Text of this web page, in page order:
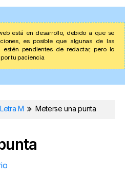
está en desarrollo, debido a que se
es posible que algunas de las
estén pendientes de redactar, pero lo
tu paciencia.
Letra M Meterse una punta